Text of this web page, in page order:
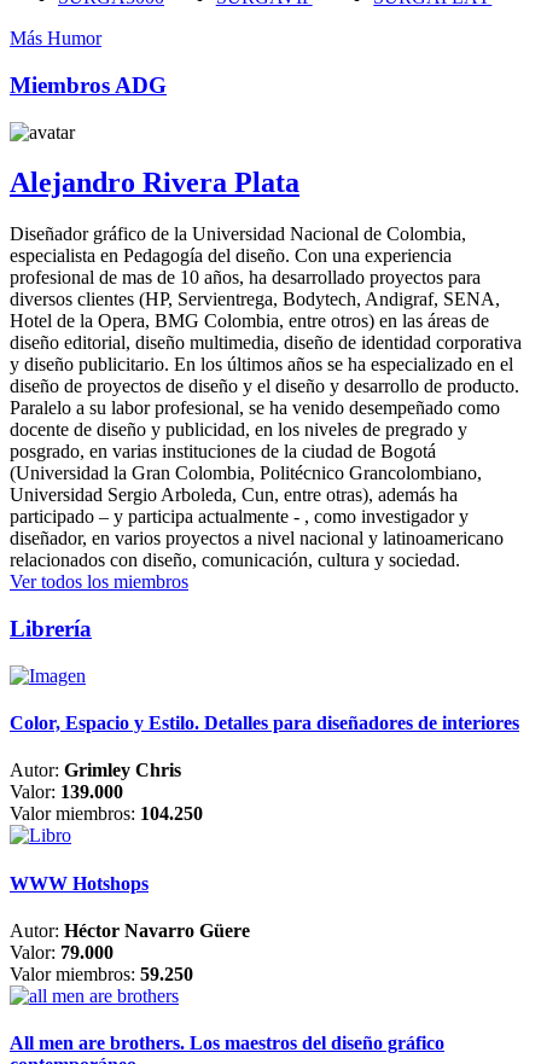
Más Humor
Miembros ADG
Alejandro Rivera Plata
Diseñador gráfico de la Universidad Nacional de Colombia,
especialista en Pedagogía del diseño. Con una experiencia
profesional de mas de 10 años, ha desarrollado proyectos para
diversos clientes (HP, Servientrega, Bodytech, Andigraf, SENA,
Hotel de la Opera, BMG Colombia, entre otros) en las áreas de
diseño editorial, diseño multimedia, diseño de identidad corporativa
y diseño publicitario. En los últimos años se ha especializado en el
diseño de proyectos de diseño y el diseño y desarrollo de producto.
Paralelo a su labor profesional, se ha venido desempeñado como
docente de diseño y publicidad, en los niveles de pregrado y
posgrado, en varias instituciones de la ciudad de Bogotá
(Universidad la Gran Colombia, Politécnico Grancolombiano,
Universidad Sergio Arboleda, Cun, entre otras), además ha
participado – y participa actualmente - , como investigador y
diseñador, en varios proyectos a nivel nacional y latinoamericano
relacionados con diseño, comunicación, cultura y sociedad.
Ver todos los miembros
Librería
Color, Espacio y Estilo. Detalles para diseñadores de interiores
Autor: Grimley Chris
Valor: 139.000
Valor miembros: 104.250
WWW Hotshops
Autor: Héctor Navarro Güere
Valor: 79.000
Valor miembros: 59.250
All men are brothers. Los maestros del diseño gráfico